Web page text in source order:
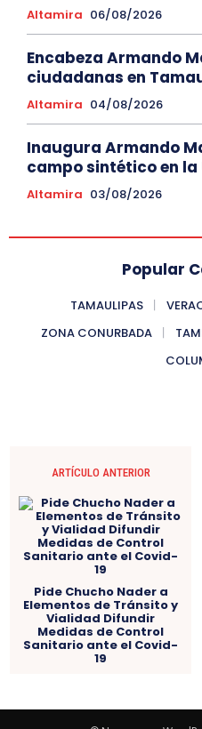
Altamira 06/08/2026
Encabeza Armando
ciudadanas en
Altamira 04/08/2026
Inaugura Armando
campo sintético en
Altamira 03/08/2026
Popular
TAMAULIPAS
ZONA CONURBADA
ARTÍCULO ANTERIOR
Pide Chucho Nader a
Elementos de Tránsito y
Vialidad Difundir
Medidas de Control
Sanitario ante el Covid-
19